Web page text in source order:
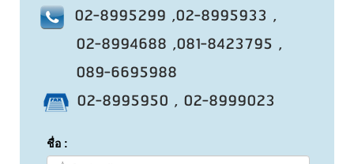
02-8995299 ,02-8995933 ,
02-8994688 ,081-8423795 ,
089-6695988
02-8995950 , 02-8999023
ชื่อ :